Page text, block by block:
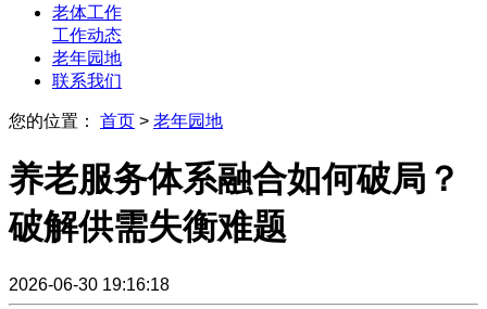
老体工作
工作动态
老年园地
联系我们
您的位置： 首页 > 老年园地
养老服务体系融合如何破局？
破解供需失衡难题
2026-06-30 19:16:18